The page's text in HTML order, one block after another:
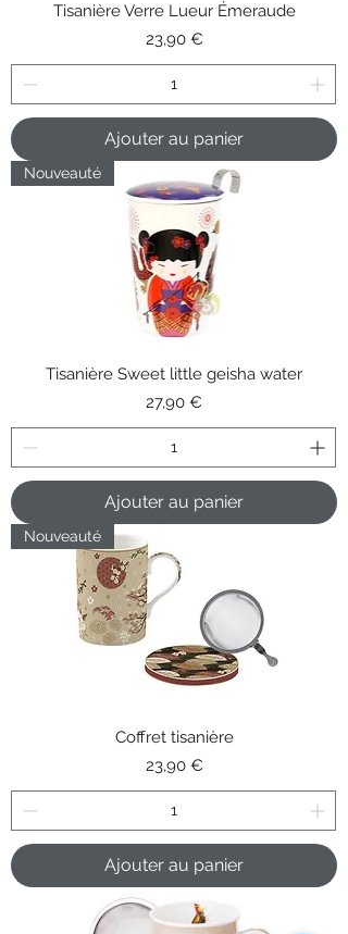
Tisanière Verre Lueur Émeraude
Prix
23,90 €
Ajouter au panier
Nouveauté
Tisanière Sweet little geisha water
Prix
27,90 €
Ajouter au panier
Nouveauté
Coffret tisanière
Prix
23,90 €
Ajouter au panier